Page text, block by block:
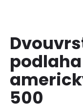
500
í
t
?